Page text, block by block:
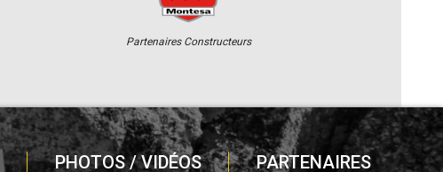
Partenaires Constructeurs
PHOTOS / VIDÉOS PARTENAIRES